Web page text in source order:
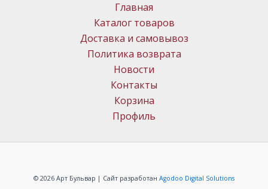
Главная
Каталог товаров
Доставка и самовывоз
Политика возврата
Новости
Контакты
Корзина
Профиль
© 2026 Арт Бульвар | Сайт разработан Agodoo Digital Solutions